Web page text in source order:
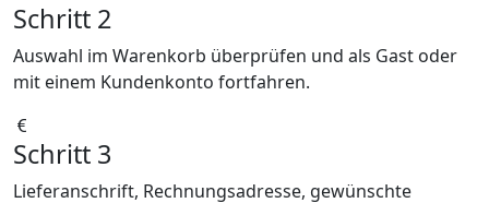
Schritt 2
Auswahl im Warenkorb überprüfen und als Gast oder
mit einem Kundenkonto fortfahren.
Schritt 3
Lieferanschrift, Rechnungsadresse, gewünschte